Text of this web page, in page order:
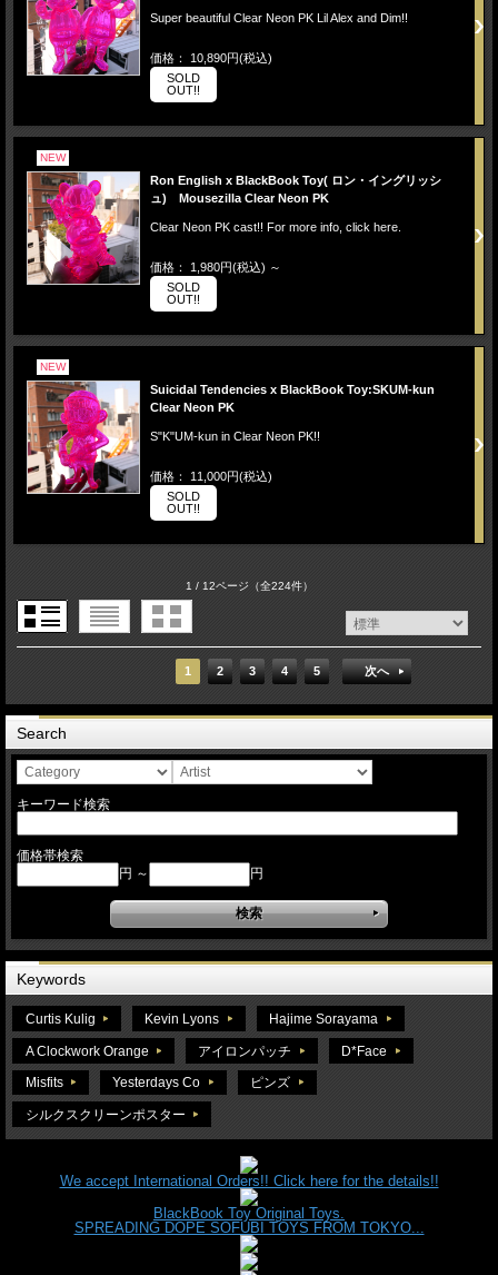
Super beautiful Clear Neon PK Lil Alex and Dim!!
価格： 10,890円(税込)
SOLD
OUT!!
NEW
Ron English x BlackBook Toy( ロン・イングリッシ
ュ) Mousezilla Clear Neon PK
Clear Neon PK cast!! For more info, click here.
価格： 1,980円(税込) ～
SOLD
OUT!!
NEW
Suicidal Tendencies x BlackBook Toy:SKUM-kun
Clear Neon PK
S"K"UM-kun in Clear Neon PK!!
価格： 11,000円(税込)
SOLD
OUT!!
1 / 12ページ（全224件）
1 2 3 4 5 次へ
Search
キーワード検索
価格帯検索
円 ～
円
Keywords
Curtis Kulig Kevin Lyons Hajime Sorayama
A Clockwork Orange アイロンパッチ D*Face
Misfits Yesterdays Co ピンズ
シルクスクリーンポスター
We accept International Orders!! Click here for the details!!
BlackBook Toy Original Toys.
SPREADING DOPE SOFUBI TOYS FROM TOKYO...